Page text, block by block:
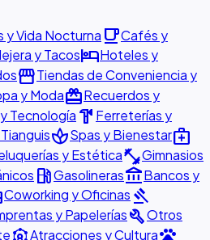
y Vida Nocturna local_cafeCafés y
y TacoshotelHoteles y
storefrontTiendas de Conveniencia y
y ModaredeemRecuerdos y
Tecnología hardware Ferreterías y
spaSpas y Bienestarmedical_services
y Estéticafitness_centerGimnasios
local_gas_stationGasolinerasaccount_balanceBancos y
Coworking y Oficinas gavel
y PapeleríasbuildOtros
Atracciones y Cultura